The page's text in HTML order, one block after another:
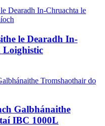
le Dearadh In-
Loighistic
Galbhánaithe
IBC 1000L